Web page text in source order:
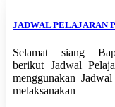
JADWAL PELAJARAN
Selamat siang
berikut Jadwal
menggunakan
melaksanakan